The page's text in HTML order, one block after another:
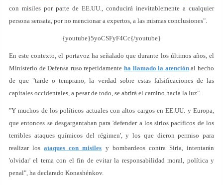
con misiles por parte de EE.UU., conducirá inevitablemente a cualquier
persona sensata, por no mencionar a expertos, a las mismas conclusiones".
{youtube}5yoCSFyF4Cc{/youtube}
En este contexto, el portavoz ha señalado que durante los últimos años, el
Ministerio de Defensa ruso repetidamente ha llamado la atenciónal hecho
de que "tarde o temprano, la verdad sobre estas falsificaciones de las
capitales occidentales, a pesar de todo, se abrirá el camino hacia la luz".
"Y muchos de los políticos actuales con altos cargos en EE.UU. y Europa,
que entonces se desgargantaban para 'defender a los sirios pacíficos de los
terribles ataques químicos del régimen', y los que dieron permiso para
realizar losataques con misiles y bombardeos contra Siria, intentarán
'olvidar' el tema con el fin de evitar la responsabilidad moral, política y
penal", ha declarado Konashénkov.